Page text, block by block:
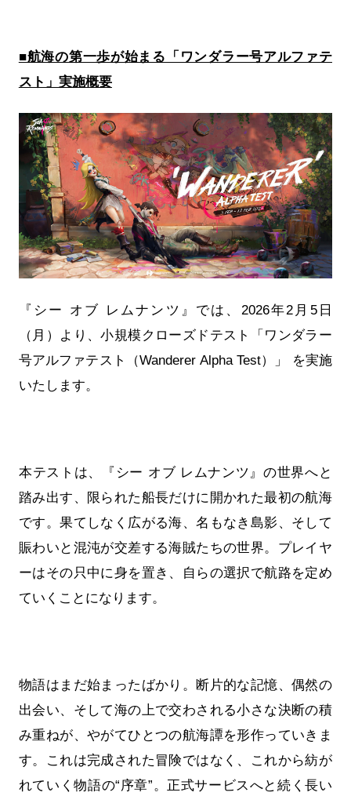
■航海の第一歩が始まる「ワンダラー号アルファテ
スト」実施概要
『シー オブ レムナンツ』では、2026年2月5日
（月）より、小規模クローズドテスト「ワンダラー
号アルファテスト（Wanderer Alpha Test）」 を実施
いたします。
本テストは、『シー オブ レムナンツ』の世界へと
踏み出す、限られた船長だけに開かれた最初の航海
です。果てしなく広がる海、名もなき島影、そして
賑わいと混沌が交差する海賊たちの世界。プレイヤ
ーはその只中に身を置き、自らの選択で航路を定め
ていくことになります。
物語はまだ始まったばかり。断片的な記憶、偶然の
出会い、そして海の上で交わされる小さな決断の積
み重ねが、やがてひとつの航海譚を形作っていきま
す。これは完成された冒険ではなく、これから紡が
れていく物語の“序章”。正式サービスへと続く長い